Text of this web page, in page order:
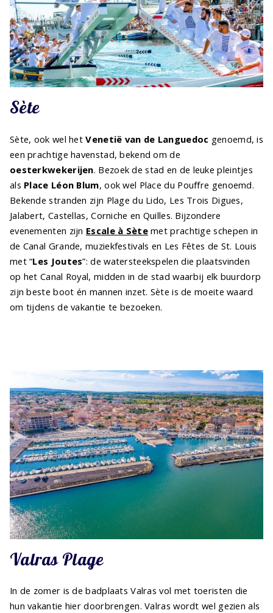
Sète
Sète, ook wel hetVenetië van de Languedoc genoemd, is
een prachtige havenstad, bekend om de
oesterkwekerijen. Bezoek de stad en de leuke pleintjes
als Place Léon Blum, ook wel Place du Pouffre genoemd.
Bekende stranden zijn Plage du Lido, Les Trois Digues,
Jalabert, Castellas, Corniche en Quilles. Bijzondere
evenementen zijn Escale à Sètemet prachtige schepen in
de Canal Grande, muziekfestivals en Les Fêtes de St. Louis
met “Les Joutes”: de watersteekspelen die plaatsvinden
op het Canal Royal, midden in de stad waarbij elk buurdorp
zijn beste boot én mannen inzet. Sète is de moeite waard
om tijdens de vakantie te bezoeken.
Valras Plage
In de zomer is de badplaats Valras vol met toeristen die
hun vakantie hier doorbrengen. Valras wordt wel gezien als